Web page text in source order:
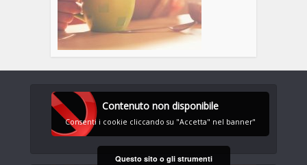
Contenuto non disponibile
Consenti i cookie cliccando su "Accetta" nel banner"
Questo sito o gli strumenti